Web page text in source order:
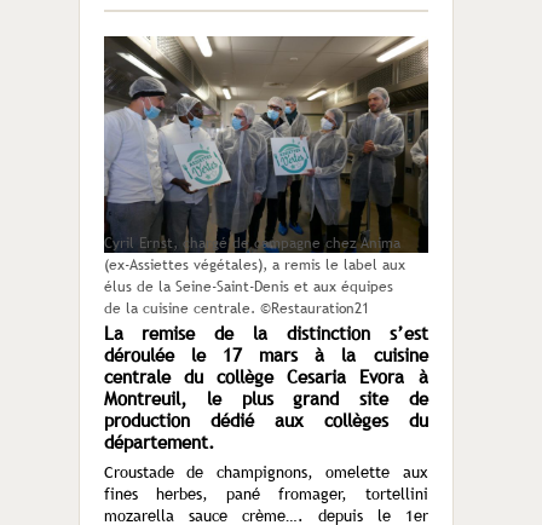
Cyril Ernst, chargé de campagne chez Anima
(ex-Assiettes végétales), a remis le label aux
élus de la Seine-Saint-Denis et aux équipes
de la cuisine centrale. ©Restauration21
La remise de la distinction s’est
déroulée le 17 mars à la cuisine
centrale du collège Cesaria Evora à
Montreuil, le plus grand site de
production dédié aux collèges du
département.
Croustade de champignons, omelette aux
fines herbes, pané fromager, tortellini
mozarella sauce crème…. depuis le 1er